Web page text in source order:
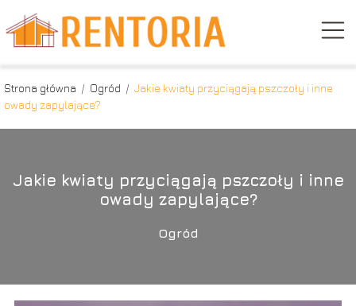
Strona główna / Ogród / Jakie kwiaty przyciągają pszczoły i inne
owady zapylające?
Jakie kwiaty przyciągają pszczoły i inne
owady zapylające?
Ogród